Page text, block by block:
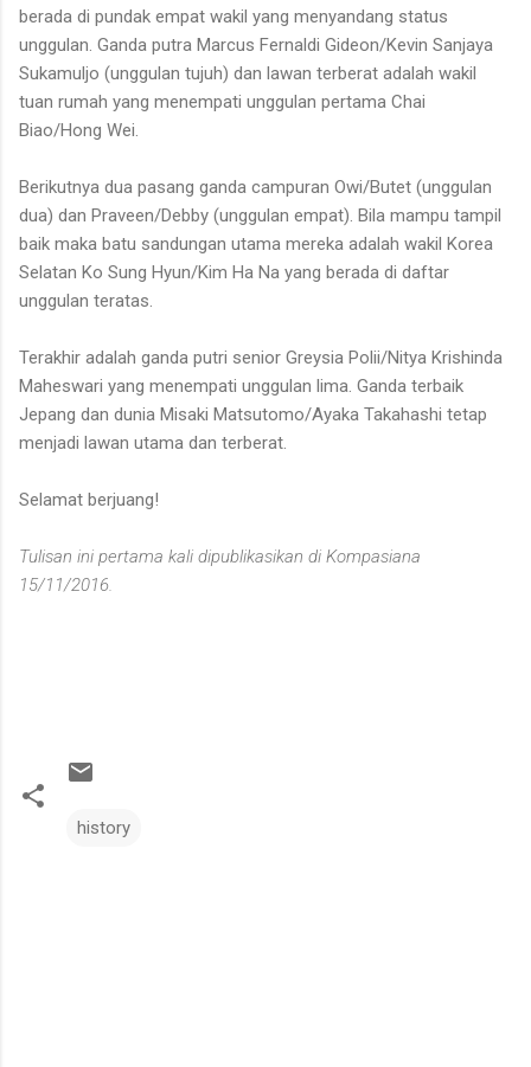
berada di pundak empat wakil yang menyandang status
unggulan. Ganda putra Marcus Fernaldi Gideon/Kevin Sanjaya
Sukamuljo (unggulan tujuh) dan lawan terberat adalah wakil
tuan rumah yang menempati unggulan pertama Chai
Biao/Hong Wei.
Berikutnya dua pasang ganda campuran Owi/Butet (unggulan
dua) dan Praveen/Debby (unggulan empat). Bila mampu tampil
baik maka batu sandungan utama mereka adalah wakil Korea
Selatan Ko Sung Hyun/Kim Ha Na yang berada di daftar
unggulan teratas.
Terakhir adalah ganda putri senior Greysia Polii/Nitya Krishinda
Maheswari yang menempati unggulan lima. Ganda terbaik
Jepang dan dunia Misaki Matsutomo/Ayaka Takahashi tetap
menjadi lawan utama dan terberat.
Selamat berjuang!
Tulisan ini pertama kali dipublikasikan di Kompasiana
15/11/2016.
history